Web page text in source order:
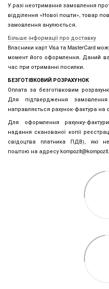
У разі неотримання замовлення
відділення «Нової пошти», товар
замовлення анулюється.
Більше інформації про доставку
Власники карт Visa та MasterCard
момент його оформлення. Даний
час при отриманні посилки.
БЕЗГОТІВКОВИЙ РОЗРАХУНОК
Оплата за безготівковим
Для підтвердження
направляється рахунок-фактура на
Для оформлення рахунку-
надання сканованої копії
свідоцтва платника ПДВ), які
поштою на адресу